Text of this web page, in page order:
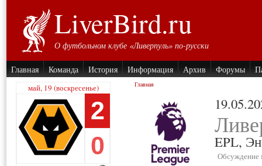
LiverBird.ru
О футбольном клубе «Ливерпуль» по-русски
Главная Команда История Информация Архив Форумы
май, 19 (воскресенье)
2
0
Главная
EPL,